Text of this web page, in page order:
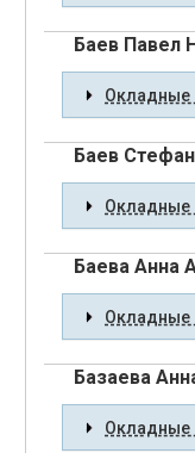
Баев Павел
Окладные
Баев
Окладные
Баева Анна
Окладные
Базаева
Окладные